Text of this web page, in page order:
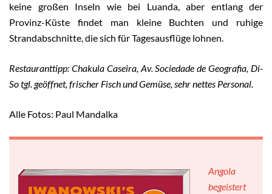
keine großen Inseln wie bei Luanda, aber entlang der
Provinz-Küste findet man kleine Buchten und ruhige
Strandabschnitte, die sich für Tagesausflüge lohnen.
Restauranttipp: Chakula Caseira, Av. Sociedade de Geografia, Di-
So tgl. geöffnet, frischer Fisch und Gemüse, sehr nettes Personal.
Alle Fotos: Paul Mandalka
Angola
begeistert